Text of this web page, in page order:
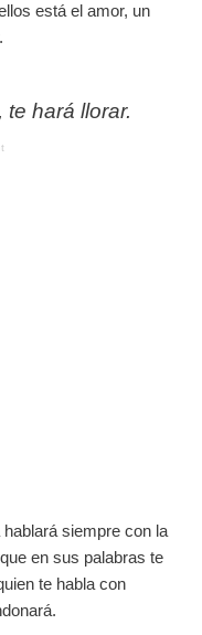
está el amor, un
hará llorar.
siempre con la
en sus palabras te
te habla con